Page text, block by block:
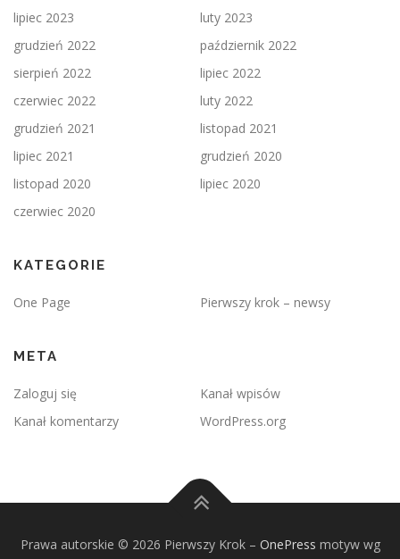
lipiec 2023
luty 2023
grudzień 2022
październik 2022
sierpień 2022
lipiec 2022
czerwiec 2022
luty 2022
grudzień 2021
listopad 2021
lipiec 2021
grudzień 2020
listopad 2020
lipiec 2020
czerwiec 2020
KATEGORIE
One Page Pierwszy krok – newsy
META
Zaloguj się
Kanał wpisów
Kanał komentarzy
WordPress.org
Prawa autorskie © 2026 Pierwszy Krok – OnePress motyw wg